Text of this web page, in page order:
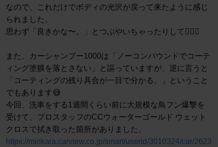
なので、これだけでボディの光沢が戻って来たように感じ
られました。
思わず「良きかな〜。」とつぶやいちゃったりして🧖🏻‍♀️
また、カーシャンプー1000は「ノーコンパウンドでコーテ
ィング塗膜を落とさない」と謳っていますが、逆に言うと
「コーティングの残り具合が一目で分かる。」ということ
でもあります😅
今回、洗車をする1週間くらい前に大規模な鳥フン爆撃を
受けて、プロスタッフのCCウォーターゴールド ウェット
クロスで拭き取った箇所がありました。
https://minkara.carview.co.jp/smart/userid/3010324/car/2623